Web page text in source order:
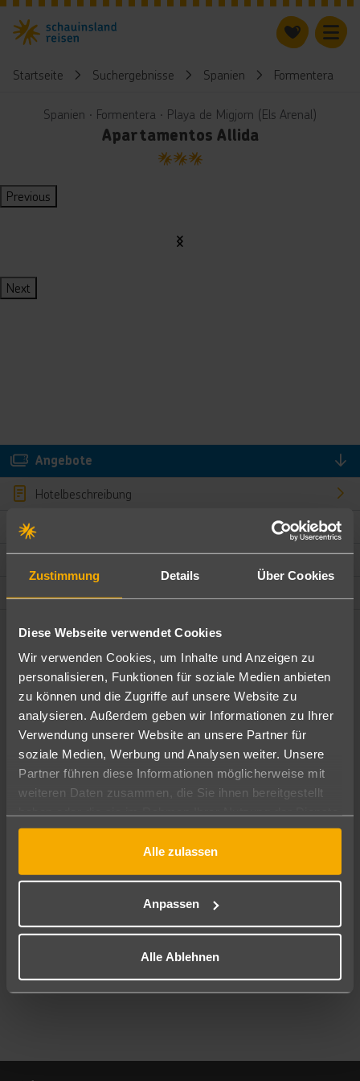
Zustimmung Details Über Cookies
Diese Webseite verwendet Cookies
Wir verwenden Cookies, um Inhalte und Anzeigen zu
personalisieren, Funktionen für soziale Medien anbieten
zu können und die Zugriffe auf unsere Website zu
analysieren. Außerdem geben wir Informationen zu Ihrer
Verwendung unserer Website an unsere Partner für
soziale Medien, Werbung und Analysen weiter. Unsere
Partner führen diese Informationen möglicherweise mit
weiteren Daten zusammen, die Sie ihnen bereitgestellt
gesammelt haben.
Alle zulassen
Anpassen
Alle Ablehnen
Startseite Suchergebnisse Spanien Formentera
Spanien ∙ Formentera ∙ Playa de Migjorn (Els Arenal)
Apartamentos Allida
3
Previous
Next
Angebote
Hotelbeschreibung
Bewertungen
Ändere die Kriterien nach deinen Wünschen
Pauschal Nur Hotel
Abflughafen
Alle Abflughäfen
10.08.26–08.08.27 7-21 Nächte
Mehr Filter anzeigen